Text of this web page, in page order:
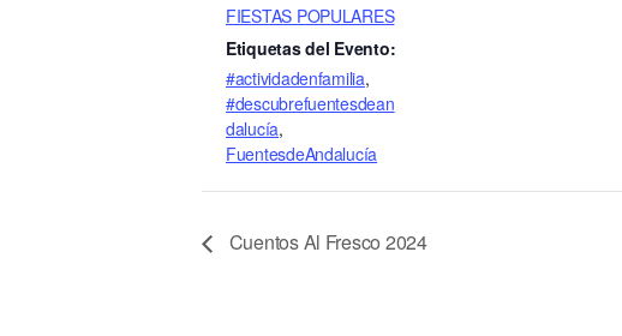
FIESTAS POPULARES
Etiquetas del Evento:
#actividadenfamilia,
#descubrefuentesdean
dalucía,
FuentesdeAndalucía
Cuentos Al Fresco 2024